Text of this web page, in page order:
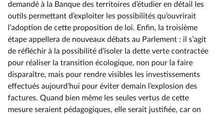
demandé à la Banque des territoires d’étudier en détail les
outils permettant d’exploiter les possibilités qu’ouvrirait
l’adoption de cette proposition de loi. Enfin, la troisième
étape appellera de nouveaux débats au Parlement : il s’agit
de réfléchir à la possibilité d’isoler la dette verte contractée
pour réaliser la transition écologique, non pour la faire
disparaître, mais pour rendre visibles les investissements
effectués aujourd’hui pour éviter demain l’explosion des
factures. Quand bien même les seules vertus de cette
mesure seraient pédagogiques, elle serait justifiée, car on